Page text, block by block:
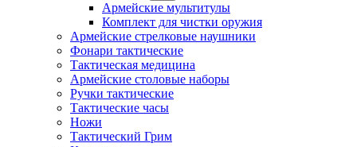
Армейские мультитулы
Комплект для чистки оружия
Армейские стрелковые наушники
Фонари тактические
Тактическая медицина
Армейские столовые наборы
Ручки тактические
Тактические часы
Ножи
Тактический Грим